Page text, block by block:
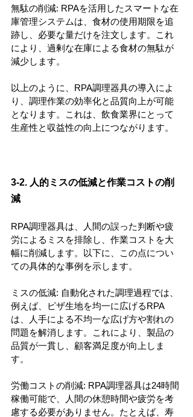
無駄の削減: RPAを活用したスマートな在
庫管理システムは、食材の使用期限を追
跡し、必要な量だけを注文します。これ
により、過剰な在庫による食材の無駄が
減少します。
以上のように、RPA調理器具の導入によ
り、調理作業の効率化と品質向上が可能
となります。これは、飲食業界にとって
生産性と収益性の向上につながります。
3-2. 人的ミスの低減と作業コストの削
減
RPA調理器具は、人間の誤った判断や疲
労によるミスを排除し、作業コストを大
幅に削減します。以下に、この点につい
ての具体的な事例を示します。
ミスの低減: 自動化された調理過程では、
例えば、ピザ生地を均一に広げるRPA
は、人手による不均一な広げ方や割れの
問題を解消します。これにより、製品の
品質が一貫し、顧客満足度が向上しま
す。
労働コストの削減: RPA調理器具は24時間
稼働可能で、人間の休憩時間や疲労を考
慮する必要がありません。たとえば、寿